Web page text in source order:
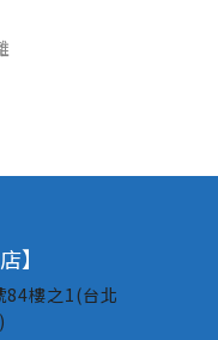
】
84樓之1(台北